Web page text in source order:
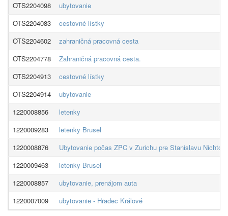
OTS2204098
ubytovanie
OTS2204083
cestovné lístky
OTS2204602
zahraničná pracovná cesta
OTS2204778
Zahraničná pracovná cesta.
OTS2204913
cestovné lístky
OTS2204914
ubytovanie
1220008856
letenky
1220009283
letenky Brusel
1220008876
Ubytovanie počas ZPC v Zurichu pre Stanislavu
1220009463
letenky Brusel
1220008857
ubytovanie, prenájom auta
1220007009
ubytovanie - Hradec Králové